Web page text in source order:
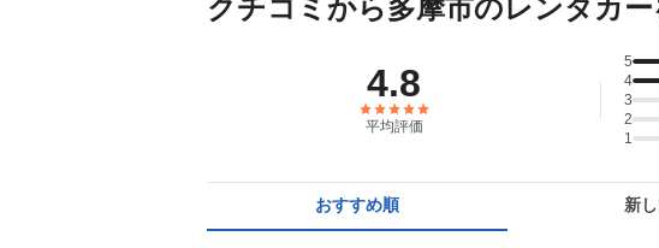
クチコミから多摩市のレンタカ
4.8
平均評価
5
4
3
2
1
おすすめ順 新